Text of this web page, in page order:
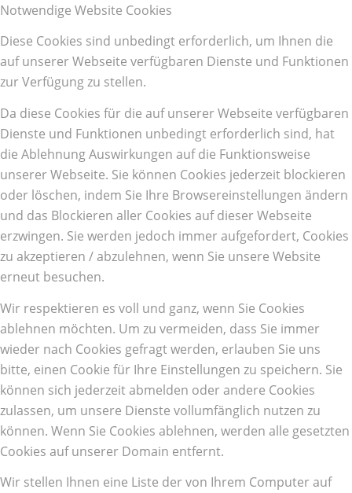
Notwendige Website Cookies
Diese Cookies sind unbedingt erforderlich, um Ihnen die
auf unserer Webseite verfügbaren Dienste und Funktionen
zur Verfügung zu stellen.
Da diese Cookies für die auf unserer Webseite verfügbaren
Dienste und Funktionen unbedingt erforderlich sind, hat
die Ablehnung Auswirkungen auf die Funktionsweise
unserer Webseite. Sie können Cookies jederzeit blockieren
oder löschen, indem Sie Ihre Browsereinstellungen ändern
und das Blockieren aller Cookies auf dieser Webseite
erzwingen. Sie werden jedoch immer aufgefordert, Cookies
zu akzeptieren / abzulehnen, wenn Sie unsere Website
erneut besuchen.
Wir respektieren es voll und ganz, wenn Sie Cookies
ablehnen möchten. Um zu vermeiden, dass Sie immer
wieder nach Cookies gefragt werden, erlauben Sie uns
bitte, einen Cookie für Ihre Einstellungen zu speichern. Sie
können sich jederzeit abmelden oder andere Cookies
zulassen, um unsere Dienste vollumfänglich nutzen zu
können. Wenn Sie Cookies ablehnen, werden alle gesetzten
Cookies auf unserer Domain entfernt.
Wir stellen Ihnen eine Liste der von Ihrem Computer auf